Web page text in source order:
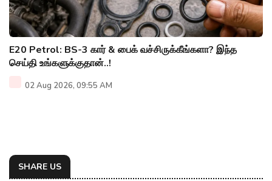
E20 Petrol: BS-3 கார் & பைக் வச்சிருக்கீங்களா? இந்த
செய்தி உங்களுக்குதான்..!
02 Aug 2026, 09:55 AM
SHARE US